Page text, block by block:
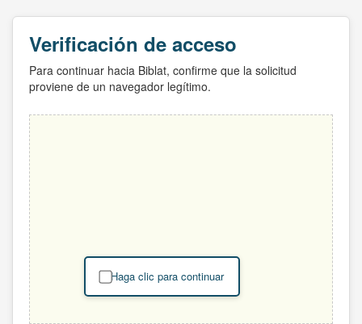
Verificación de acceso
Para continuar hacia Biblat, confirme que la solicitud
proviene de un navegador legítimo.
Haga clic para continuar